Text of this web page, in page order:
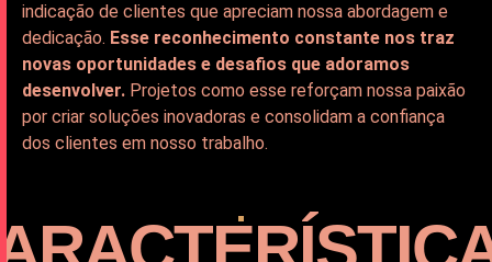
indicação de clientes que apreciam nossa abordagem e
dedicação. Esse reconhecimento constante nos traz
novas oportunidades e desafios que adoramos
desenvolver. Projetos como esse reforçam nossa paixão
por criar soluções inovadoras e consolidam a confiança
dos clientes em nosso trabalho.